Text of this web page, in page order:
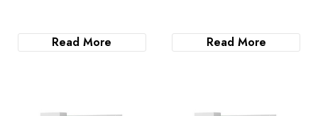
Read More Read More